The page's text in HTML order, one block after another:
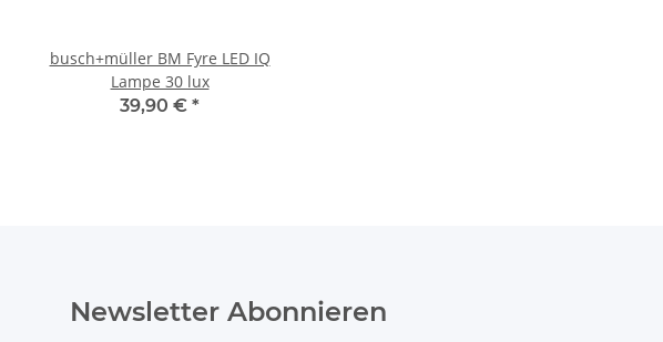
busch+müller BM Fyre LED IQ
Lampe 30 lux
39,90 € *
Newsletter Abonnieren